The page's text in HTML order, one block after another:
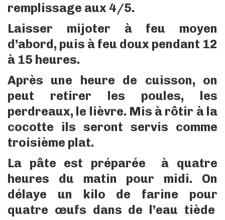
remplissage aux 4/5.
Laisser mijoter à feu moyen
d’abord, puis à feu doux pendant 12
à 15 heures.
Après une heure de cuisson, on
peut retirer les poules, les
perdreaux, le lièvre. Mis à rôtir à la
cocotte ils seront servis comme
troisième plat.
La pâte est préparée à quatre
heures du matin pour midi. On
délaye un kilo de farine pour
quatre œufs dans de l’eau tiède